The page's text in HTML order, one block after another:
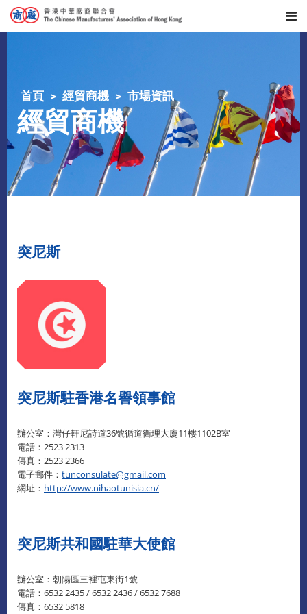
首頁 經貿商機 市場資訊
經貿商機
突尼斯
突尼斯駐香港名譽領事館
辦公室：灣仔軒尼詩道36號循道衛理大廈11樓1102B室
電話：2523 2313
傳真：2523 2366
電子郵件： tunconsulate@gmail.com
網址： http://www.nihaotunisia.cn/
突尼斯共和國駐華大使館
辦公室：朝陽區三裡屯東街1號
電話：6532 2435 / 6532 2436 / 6532 7688
傳真：6532 5818